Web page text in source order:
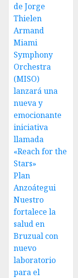
de Jorge
Thielen
Armand
Miami
Symphony
Orchestra
(MISO)
lanzará una
nueva y
emocionante
iniciativa
llamada
«Reach for the
Stars»
Plan
Anzoátegui
Nuestro
fortalece la
salud en
Bruzual con
nuevo
laboratorio
para el